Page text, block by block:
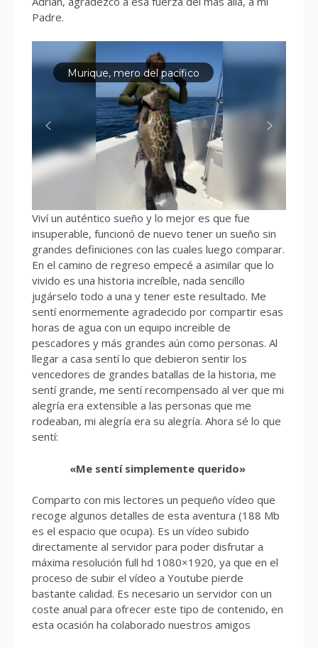
Padre.
Murique, mero del pacífico
Viví un auténtico sueño y lo mejor es que fue
insuperable, funcionó de nuevo tener un sueño sin
grandes definiciones con las cuales luego comparar.
En el camino de regreso empecé a asimilar que lo
vivido es una historia increíble, nada sencillo
jugárselo todo a una y tener este resultado. Me
sentí enormemente agradecido por compartir esas
horas de agua con un equipo increible de
pescadores y más grandes aún como personas. Al
llegar a casa sentí lo que debieron sentir los
vencedores de grandes batallas de la historia, me
sentí grande, me sentí recompensado al ver que mi
alegría era extensible a las personas que me
rodeaban, mi alegría era su alegría. Ahora sé lo que
sentí:
«Me sentí simplemente querido»
Comparto con mis lectores un pequeño vídeo que
recoge algunos detalles de esta aventura (188 Mb
es el espacio que ocupa). Es un vídeo subido
directamente al servidor para poder disfrutar a
máxima resolución full hd 1080×1920, ya que en el
proceso de subir el vídeo a Youtube pierde
bastante calidad. Es necesario un servidor con un
coste anual para ofrecer este tipo de contenido, en
esta ocasión ha colaborado nuestros amigos